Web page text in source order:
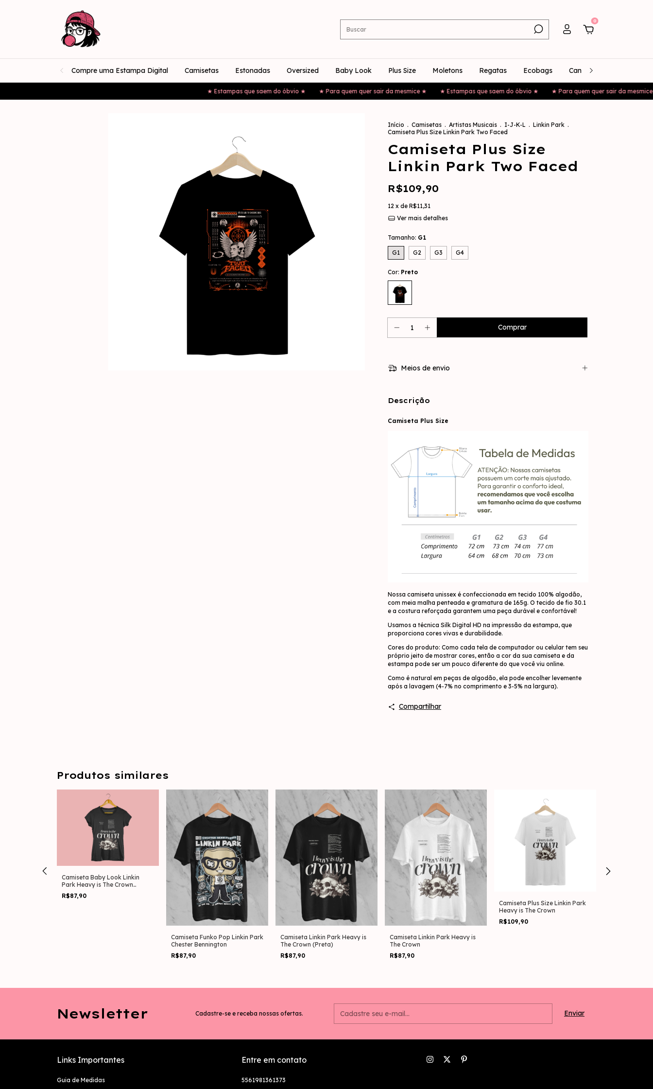
0
Compre uma Estampa Digital Camisetas Estonadas Oversized Baby Look Plus Size Moletons Regatas Ecobags Canecas
★ Estampas que saem do óbvio ★ ★ Para quem quer sair da mesmice ★ ★ Estampas que saem do óbvio ★ ★ Para quem quer sair da mesmice ★
Início . Camisetas . Artistas Musicais . I-J-K-L . Linkin Park .
Camiseta Plus Size Linkin Park Two Faced
Camiseta Plus Size
Linkin Park Two Faced
R$109,90
12 x de R$11,31
Ver mais detalhes
Tamanho: G1
G1 G2 G3 G4
Cor: Preto
Meios de envio
Descrição
Camiseta Plus Size
Nossa camiseta unissex é confeccionada em tecido 100% algodão,
com meia malha penteada e gramatura de 165g. O tecido de fio 30.1
e a costura reforçada garantem uma peça durável e confortável!
Usamos a técnica Silk Digital HD na impressão da estampa, que
proporciona cores vivas e durabilidade.
Cores do produto: Como cada tela de computador ou celular tem seu
próprio jeito de mostrar cores, então a cor da sua camiseta e da
estampa pode ser um pouco diferente do que você viu online.
Como é natural em peças de algodão, ela pode encolher levemente
após a lavagem (4-7% no comprimento e 3-5% na largura).
Compartilhar
Produtos similares
Camiseta Baby Look Linkin
Park Heavy is The Crown
(Preta)
R$87,90
Camiseta Funko Pop Linkin Park
Chester Bennington
R$87,90
Camiseta Linkin Park Heavy is
The Crown (Preta)
R$87,90
Camiseta Linkin Park Heavy is
The Crown
R$87,90
Camiseta Plus Size Linkin Park
Heavy is The Crown
R$109,90
Newsletter Cadastre-se e receba nossas ofertas.
Links Importantes
Guia de Medidas
Entre em contato
5561981361373